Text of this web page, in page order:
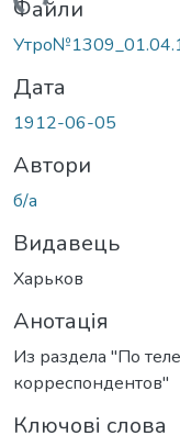
Файли
Дата
1912-06-05
Автори
б/а
Видавець
Харьков
Анотація
Из раздела "По
корреспондентов"
Ключові слова